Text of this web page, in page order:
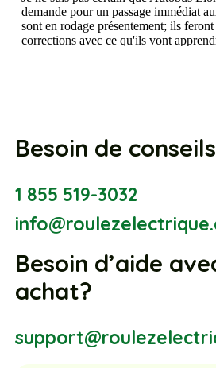
Besoin de
1 855 519-3032
Besoin d’aide
achat?